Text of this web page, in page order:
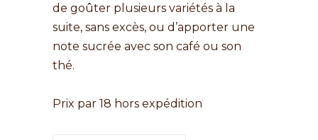
de goûter plusieurs variétés à la
suite, sans excès, ou d’apporter une
note sucrée avec son café ou son
thé.
Prix par 18 hors expédition